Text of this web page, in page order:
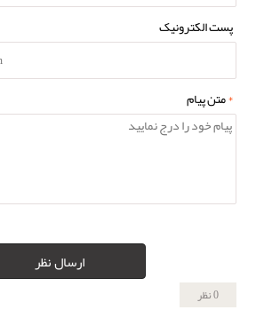
پست الکترونیک
*متن پیام
ارسال نظر
0 نظر